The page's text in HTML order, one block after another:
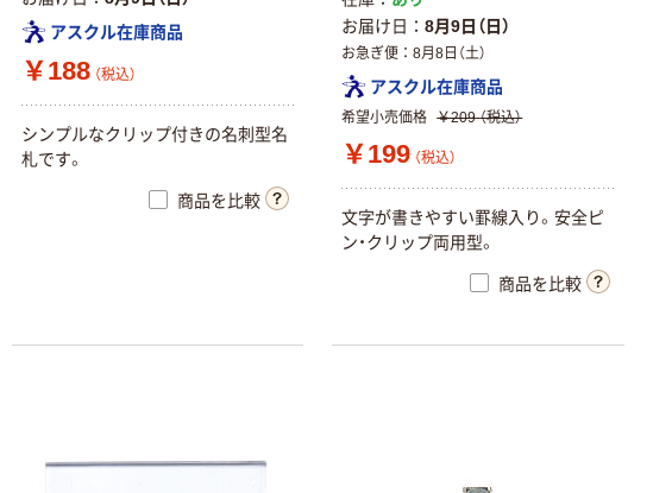
アスクル在庫商品
￥188 （税込）
シンプルなクリップ付きの名刺型名
札です。
商品を比較
お届け日
8月9日（日）
お急ぎ便 8月8日（土）
アスクル在庫商品
希望小売価格 ￥209 （税込）
￥199 （税込）
文字が書きやすい罫線入り。安全ピ
ン・クリップ両用型。
商品を比較